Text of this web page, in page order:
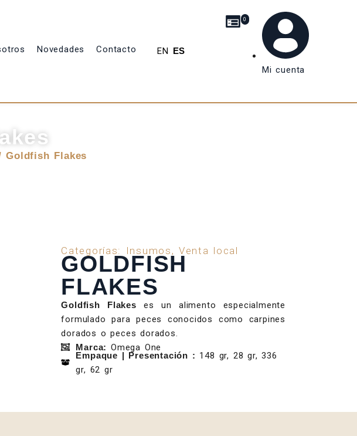
Novedades Contacto EN ES
0
Mi cuenta
Goldfish Flakes
Categorías: Insumos ,Venta local
GOLDFISH
FLAKES
Goldfish Flakes es un alimento especialmente
formulado para peces conocidos como carpines
dorados o peces dorados.
Marca: Omega One
Empaque | Presentación : 148 gr, 28 gr, 336
gr, 62 gr